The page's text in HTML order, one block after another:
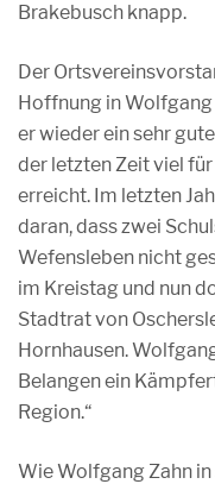
Brakebusch knapp.
Der
Hoffnung in
er wieder ein sehr
der letzten Zeit viel
erreicht. Im letzten
daran, dass zwei
Wefensleben nicht
im Kreistag und nun
Stadtrat von
Hornhausen.
Belangen ein
Region.“
Wie Wolfgang Zahn